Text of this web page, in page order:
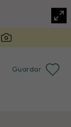
Guardar